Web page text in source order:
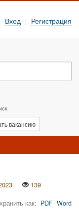
Вход | Регистрация
вакансию
139
как: PDF Word